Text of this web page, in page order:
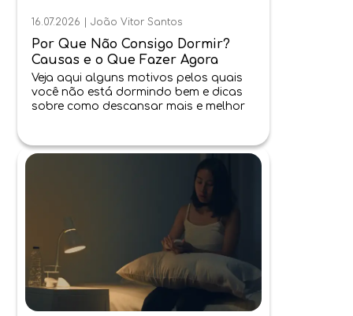
16.07.2026 |João Vitor Santos
Por Que Não Consigo Dormir?
Causas e o Que Fazer Agora
Veja aqui alguns motivos pelos quais
você não está dormindo bem e dicas
sobre como descansar mais e melhor